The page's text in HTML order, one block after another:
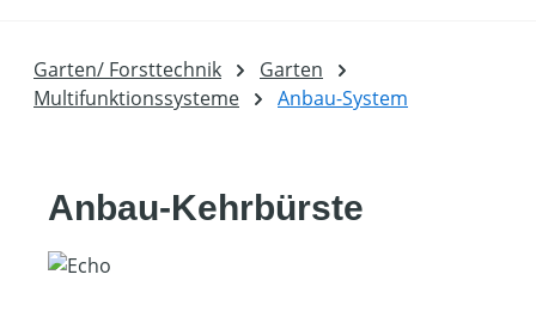
Garten/ Forsttechnik
Garten
Multifunktionssysteme
Anbau-System
Anbau-Kehrbürste